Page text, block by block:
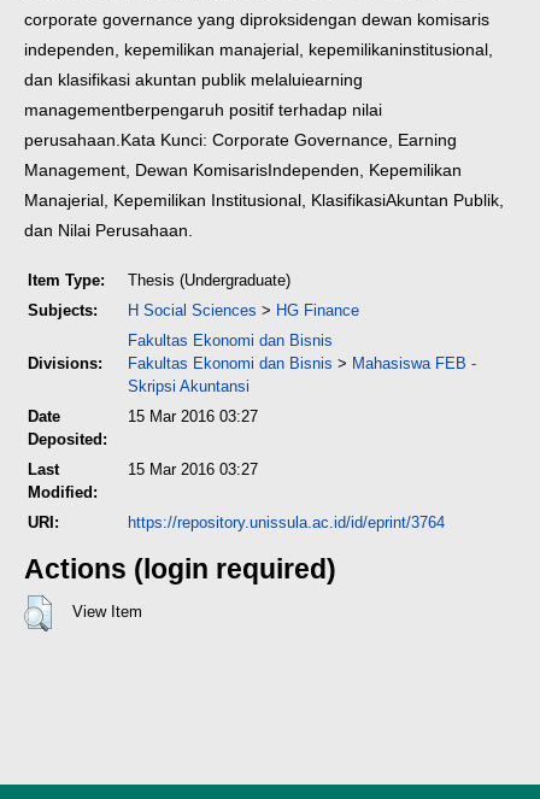
corporate governance yang diproksidengan dewan komisaris
independen, kepemilikan manajerial, kepemilikaninstitusional,
dan klasifikasi akuntan publik melaluiearning
managementberpengaruh positif terhadap nilai
perusahaan. Kata Kunci: Corporate Governance, Earning
Management, Dewan KomisarisIndependen, Kepemilikan
Manajerial, Kepemilikan Institusional, KlasifikasiAkuntan Publik,
dan Nilai Perusahaan.
Item Type:
Thesis (Undergraduate)
Subjects:
H Social Sciences > HG Finance
Divisions:
Fakultas Ekonomi dan Bisnis
Fakultas Ekonomi dan Bisnis > Mahasiswa FEB -
Skripsi Akuntansi
Date
Deposited:
15 Mar 2016 03:27
Last
Modified:
15 Mar 2016 03:27
URI: https://repository.unissula.ac.id/id/eprint/3764
Actions (login required)
View Item